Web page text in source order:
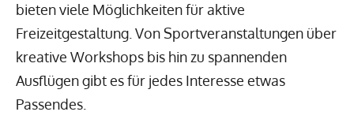
bieten viele Möglichkeiten für aktive
Freizeitgestaltung. Von Sportveranstaltungen über
kreative Workshops bis hin zu spannenden
Ausflügen gibt es für jedes Interesse etwas
Passendes.